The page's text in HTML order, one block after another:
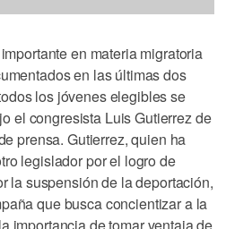
en materia migratoria
en las últimas dos
los jóvenes elegibles se
el congresista Luis Gutierrez de
prensa. Gutierrez, quien ha
legislador por el logro de
la suspensión de la deportación,
que busca concientizar a la
importancia de tomar ventaja de